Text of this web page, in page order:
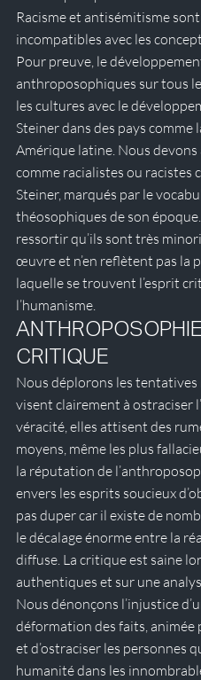
Racisme et antisémitisme
incompatibles avec les
Pour preuve, le
anthroposophiques sur tous
les cultures avec le
Steiner dans des pays comme
Amérique latine. Nous
comme racialistes ou racistes
Steiner, marqués par le
théosophiques de son
ressortir qu’ils sont très
œuvre et n’en reflètent pas la
laquelle se trouvent l’esprit
l’humanisme.
CRITIQUE
Nous déplorons les
visent clairement à ostraciser
véracité, elles attisent des
moyens, même les plus
la réputation de
envers les esprits soucieux
pas duper car il existe de
le décalage énorme entre la
diffuse. La critique est saine
authentiques et sur une
Nous dénonçons l’injustice
déformation des faits,
et d’ostraciser les personnes
humanité dans les